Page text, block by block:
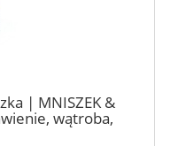
| MNISZEK &
wątroba,